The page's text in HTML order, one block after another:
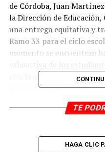
de Córdoba, Juan
la Dirección de
una entrega equitativa y
Ramo 33 para el ciclo
momento se encuentran
con la intención de que el
realmente lo necesita.
“El alcalde nos ha pedido
realmente requieren de
TE
HAGA CLIC